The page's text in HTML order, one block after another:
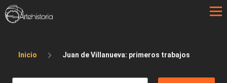
Pasar al contenido principal
Sobrescribir enlaces de ayuda a la
Inicio Juan de Villanueva: primeros trabajos